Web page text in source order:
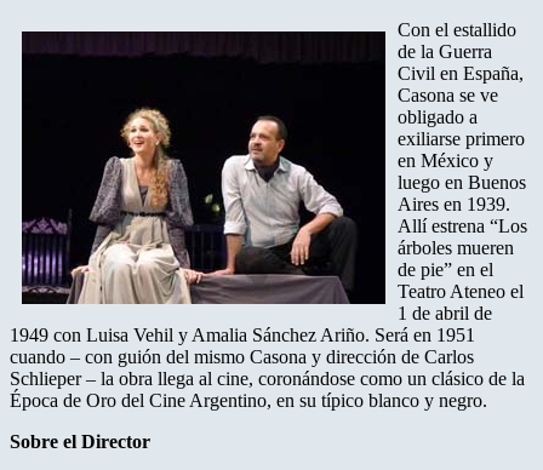
Con el estallido
de la Guerra
Civil en España,
Casona se ve
obligado a
exiliarse primero
en México y
luego en Buenos
Aires en 1939.
Allí estrena “Los
árboles mueren
de pie” en el
Teatro Ateneo el
1 de abril de
1949 con Luisa Vehil y Amalia Sánchez Ariño. Será en 1951
cuando – con guión del mismo Casona y dirección de Carlos
Schlieper – la obra llega al cine, coronándose como un clásico de la
Época de Oro del Cine Argentino, en su típico blanco y negro.
Sobre el Director